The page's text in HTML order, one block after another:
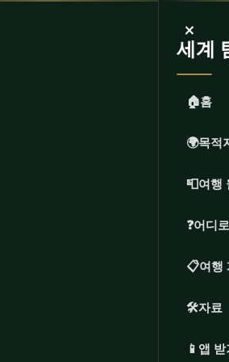
×
세계
🏠홈
🌍목적
📮여행
❓어디
📋여행
🛠️자료
📱 앱 받